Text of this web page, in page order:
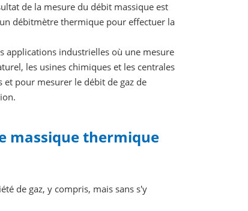
de la mesure du débit massique est
débitmètre thermique pour effectuer la
applications industrielles où une mesure
les usines chimiques et les centrales
pour mesurer le débit de gaz de
massique thermique
de gaz, y compris, mais sans s'y